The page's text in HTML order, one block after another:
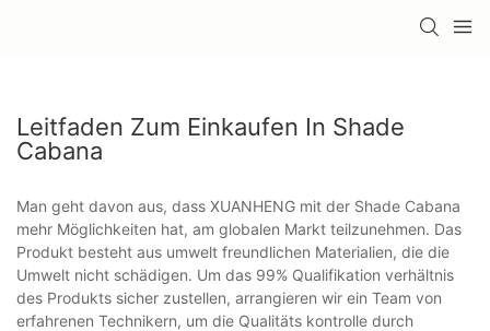
Leitfaden Zum Einkaufen In Shade
Cabana
Man geht davon aus, dass XUANHENG mit der Shade Cabana
mehr Möglichkeiten hat, am globalen Markt teilzunehmen. Das
Produkt besteht aus umwelt freundlichen Materialien, die die
Umwelt nicht schädigen. Um das 99% Qualifikation verhältnis
des Produkts sicher zustellen, arrangieren wir ein Team von
erfahrenen Technikern, um die Qualitäts kontrolle durch